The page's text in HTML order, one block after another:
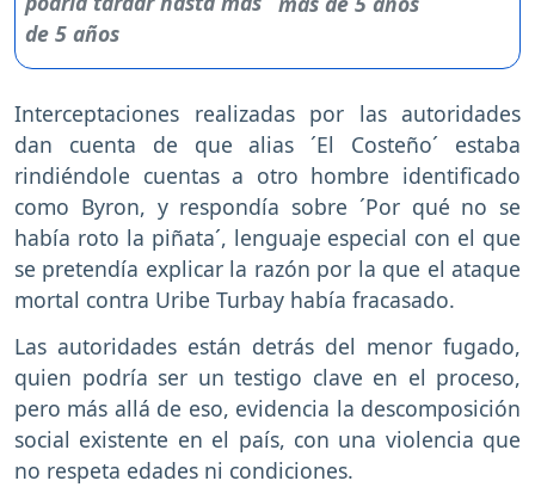
Interceptaciones realizadas por las autoridades
dan cuenta de que alias ´El Costeño´ estaba
rindiéndole cuentas a otro hombre identificado
como Byron, y respondía sobre ´Por qué no se
había roto la piñata´, lenguaje especial con el que
se pretendía explicar la razón por la que el ataque
mortal contra Uribe Turbay había fracasado.
Las autoridades están detrás del menor fugado,
quien podría ser un testigo clave en el proceso,
pero más allá de eso, evidencia la descomposición
social existente en el país, con una violencia que
no respeta edades ni condiciones.